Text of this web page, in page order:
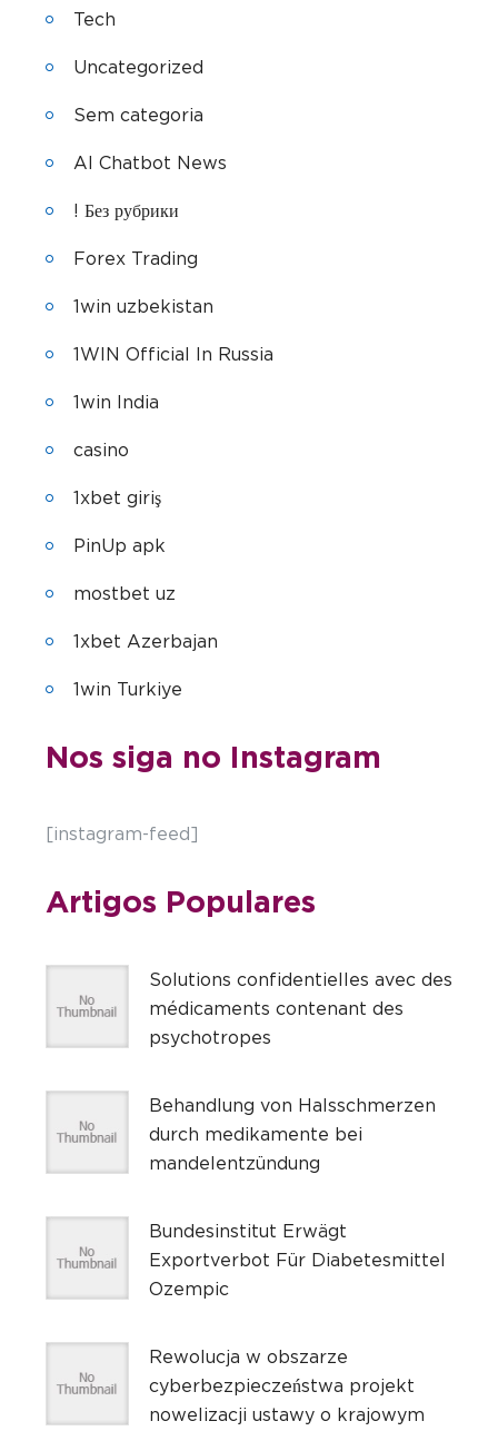
Tech
Uncategorized
Sem categoria
AI Chatbot News
! Без рубрики
Forex Trading
1win uzbekistan
1WIN Official In Russia
1win India
casino
1xbet giriş
PinUp apk
mostbet uz
1xbet Azerbajan
1win Turkiye
Nos siga no Instagram
[instagram-feed]
Artigos Populares
Solutions confidentielles avec des
médicaments contenant des
psychotropes
Behandlung von Halsschmerzen
durch medikamente bei
mandelentzündung
Bundesinstitut Erwägt
Exportverbot Für Diabetesmittel
Ozempic
Rewolucja w obszarze
cyberbezpieczeństwa projekt
nowelizacji ustawy o krajowym